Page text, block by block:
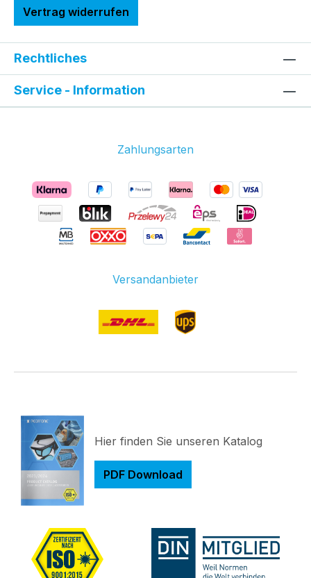
Vertrag widerrufen
Rechtliches
Service - Information
Zahlungsarten
Versandanbieter
Hier finden Sie unseren Katalog
PDF Download